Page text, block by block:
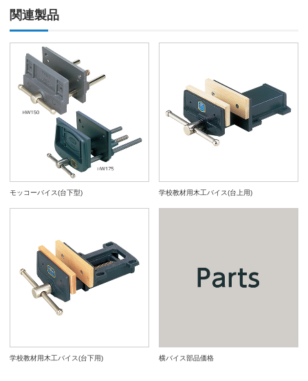
関連製品
モッコーバイス(台下型) 学校教材用木工バイス(台上用)
学校教材用木工バイス(台下用) 横バイス部品価格